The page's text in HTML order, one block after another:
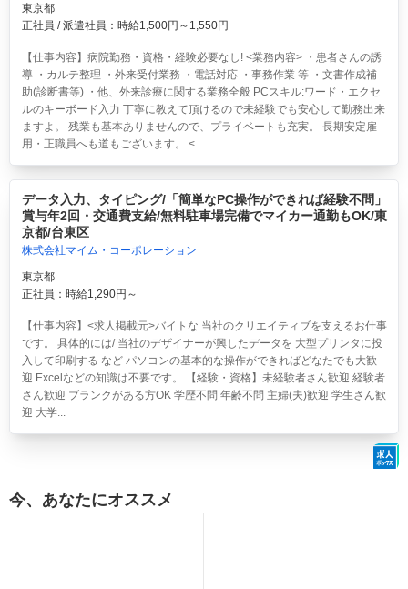
東京都
正社員 / 派遣社員：時給1,500円～1,550円
【仕事内容】病院勤務・資格・経験必要なし! <業務内容> ・患者さんの誘
導 ・カルテ整理 ・外来受付業務 ・電話対応 ・事務作業 等 ・文書作成補
助(診断書等) ・他、外来診療に関する業務全般 PCスキル:ワード・エクセ
ルのキーボード入力 丁寧に教えて頂けるので未経験でも安心して勤務出来
ますよ。 残業も基本ありませんので、プライベートも充実。 長期安定雇
用・正職員へも道もございます。 <...
データ入力、タイピング/「簡単なPC操作ができれば経験不問」
賞与年2回・交通費支給/無料駐車場完備でマイカー通勤もOK/東
京都/台東区
株式会社マイム・コーポレーション
東京都
正社員：時給1,290円～
【仕事内容】<求人掲載元>バイトな 当社のクリエイティブを支えるお仕事
です。 具体的には/ 当社のデザイナーが興したデータを 大型プリンタに投
入して印刷する など パソコンの基本的な操作ができればどなたでも大歓
迎 Excelなどの知識は不要です。 【経験・資格】未経験者さん歓迎 経験者
さん歓迎 ブランクがある方OK 学歴不問 年齢不問 主婦(夫)歓迎 学生さん歓
迎 大学...
今、あなたにオススメ